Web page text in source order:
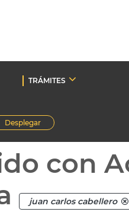
TRÁMITES
Desplegar
con
juan carlos cabellero